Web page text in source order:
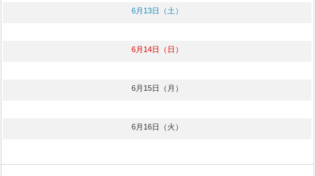
6月13日（土）
6月14日（日）
6月15日（月）
6月16日（火）